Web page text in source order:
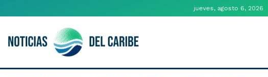
jueves, agosto 6, 2026